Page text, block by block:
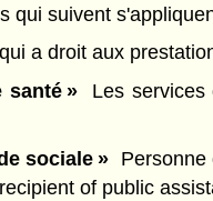
qui suivent
a droit aux
santé »Les services
sociale » Personne
of public